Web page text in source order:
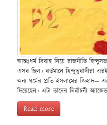
আন্তঃধর্ম বিবাহ নিয়ে রাজনীতি
এসব ছিল। বর্তমানে হিন্দুত্ববাদীরা
অন্য ধর্মের প্রতি ইসলামের জিহাদ—
দিয়েছেন। এটা তাদের নির্বাচনী
Read more